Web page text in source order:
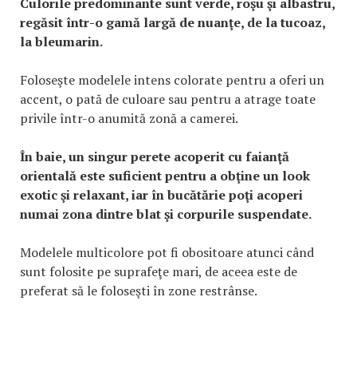
regăsit într-o gamă largă de nuanţe, de la tucoaz,
la bleumarin.
Foloseşte modelele intens colorate pentru a oferi un
accent, o pată de culoare sau pentru a atrage toate
privile într-o anumită zonă a camerei.
În baie, un singur perete acoperit cu faianţă
orientală este suficient pentru a obţine un look
exotic şi relaxant, iar în bucătărie poţi acoperi
numai zona dintre blat şi corpurile suspendate.
Modelele multicolore pot fi obositoare atunci când
sunt folosite pe suprafeţe mari, de aceea este de
preferat să le foloseşti în zone restrânse.